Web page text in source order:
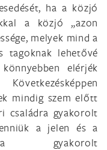
ha a közjó
a közjó „azon
melyek mind a
tagoknak lehetővé
elérjék
mindig szem előtt
családra gyakorolt
a jelen és a
gyakorolt